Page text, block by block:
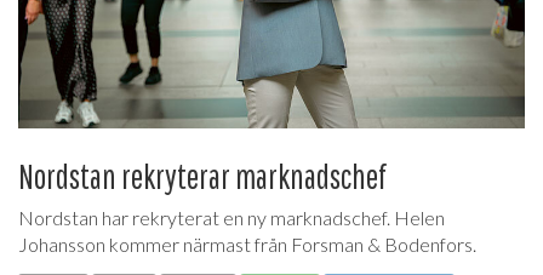
Nordstan rekryterar marknadschef
Nordstan har rekryterat en ny marknadschef. Helen
Johansson kommer närmast från Forsman & Bodenfors.